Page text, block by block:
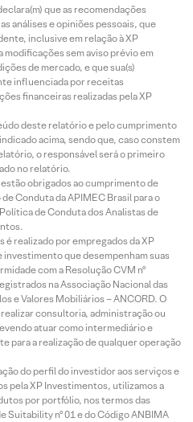
que as recomendações
análises e opiniões pessoais, que
inclusive em relação à XP
sem aviso prévio em
de mercado, e que sua(s)
influenciada por receitas
financeiras realizadas pela XP
deste relatório e pelo cumprimento
acima, sendo que, caso constem
o responsável será o primeiro
no relatório.
obrigados ao cumprimento de
Conduta da APIMEC Brasil para o
de Conduta dos Analistas de
realizado por empregados da XP
que desempenham suas
com a Resolução CVM nº
na Associação Nacional das
e Valores Mobiliários – ANCORD. O
consultoria, administração ou
atuar como intermediário e
para a realização de qualquer operação
do perfil do investidor aos serviços e
pela XP Investimentos, utilizamos a
por portfólio, nos termos das
Suitability nº 01 e do Código ANBIMA